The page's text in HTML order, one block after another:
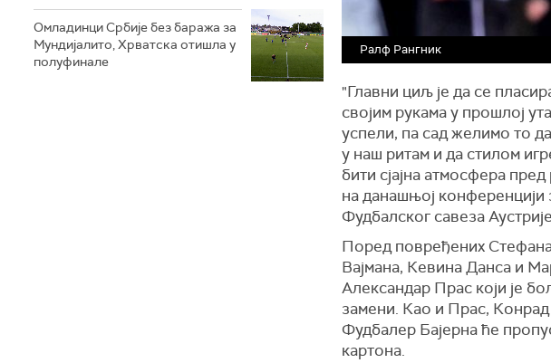
Омладинци Србије без баража за
Мундијалито, Хрватска отишла у
полуфинале
Ралф Рангник
"Главни циљ је да се
својим рукама у прошлој
успели, па сад желимо то
у наш ритам и да стилом
бити сјајна атмосфера
на данашњој конференцији
Фудбалског савеза
Поред повређених
Вајмана, Кевина Данса и
Александар Прас који је
замени. Као и Прас, Конрад
Фудбалер Бајерна ће
картона.